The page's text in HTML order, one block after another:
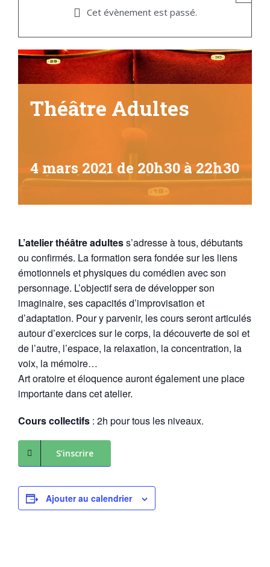
Cet évènement est passé.
Théâtre Adultes
4 mars 2021 de 20h30à22h30
L’atelier théâtre adultess’adresse à tous, débutants
ou confirmés. La formation sera fondée sur les liens
émotionnels et physiques du comédien avec son
personnage. L’objectif sera de développer son
imaginaire, ses capacités d’improvisation et
d’adaptation. Pour y parvenir, les cours seront articulés
autour d’exercices sur le corps, la découverte de soi et
de l’autre, l’espace, la relaxation, la concentration, la
voix, la mémoire…
Art oratoire et éloquence auront également une place
importante dans cet atelier.
Cours collectifs : 2h pour tous les niveaux.
S’inscrire
Ajouter au calendrier